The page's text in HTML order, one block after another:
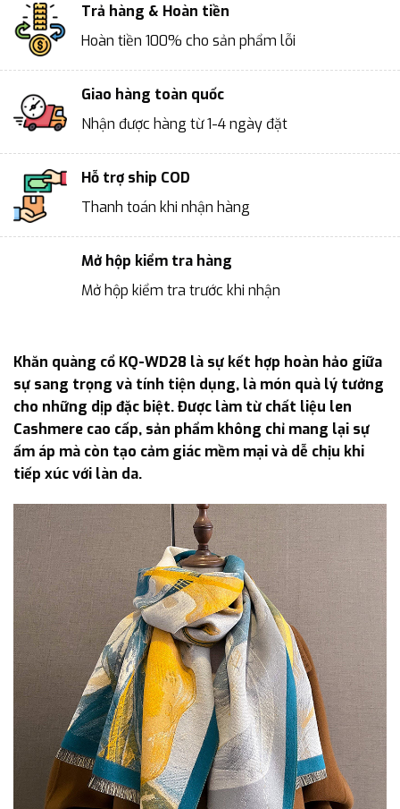
Trả hàng & Hoàn tiền
Hoàn tiền 100% cho sản phẩm lỗi
Giao hàng toàn quốc
Nhận được hàng từ 1-4 ngày đặt
Hỗ trợ ship COD
Thanh toán khi nhận hàng
Mở hộp kiểm tra hàng
Mở hộp kiểm tra trước khi nhận
Khăn quàng cổ KQ-WD28 là sự kết hợp hoàn hảo giữa
sự sang trọng và tính tiện dụng, là món quà lý tưởng
cho những dịp đặc biệt. Được làm từ chất liệu len
Cashmere cao cấp, sản phẩm không chỉ mang lại sự
ấm áp mà còn tạo cảm giác mềm mại và dễ chịu khi
tiếp xúc với làn da.